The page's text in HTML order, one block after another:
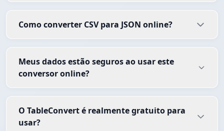
Como converter CSV para JSON online?
Meus dados estão seguros ao usar este
conversor online?
O TableConvert é realmente gratuito para
usar?